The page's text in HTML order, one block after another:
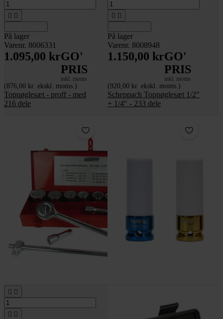
 
På lager
Varenr. 8006331
1.095,00 krGO'
PRIS
inkl. moms
(876,00 kr. ekskl. moms.)
Topnøglesæt - proff - med
216 dele
 
På lager
Varenr. 8008948
1.150,00 krGO'
PRIS
inkl. moms
(920,00 kr. ekskl. moms.)
Scheppach Topnøglesæt 1/2"
+ 1/4" - 233 dele
 
 